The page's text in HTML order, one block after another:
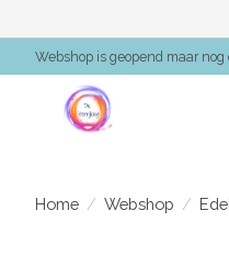
Webshop is geopend maar
Home / Webshop /